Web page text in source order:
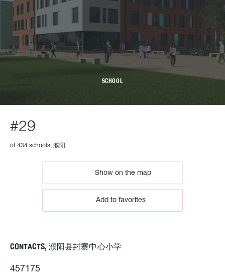
SCHOOL
#29
of 434 schools, 濮阳
Show on the map
Add to favorites
CONTACTS, 濮阳县封寨中心小学
457175